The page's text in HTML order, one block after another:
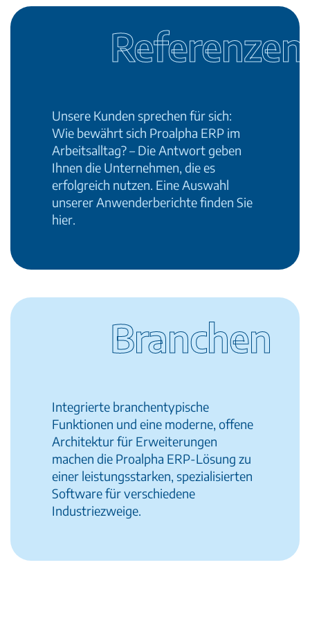
Referenzen
Unsere Kunden sprechen für sich:
Wie bewährt sich Proalpha ERP im
Arbeitsalltag? – Die Antwort geben
Ihnen die Unternehmen, die es
erfolgreich nutzen. Eine Auswahl
unserer Anwenderberichte finden Sie
hier.
Branchen
Integrierte branchentypische
Funktionen und eine moderne, offene
Architektur für Erweiterungen
machen die Proalpha ERP-Lösung zu
einer leistungsstarken, spezialisierten
Software für verschiedene
Industriezweige.